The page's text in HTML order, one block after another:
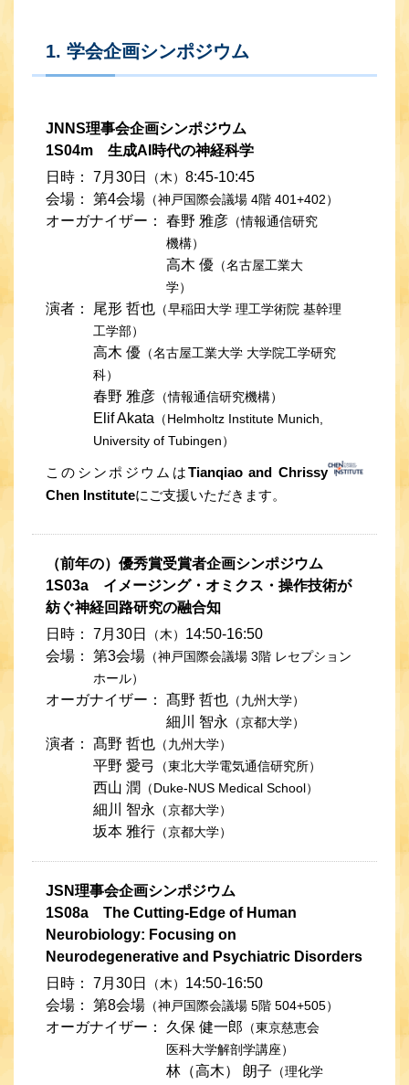
1. 学会企画シンポジウム
JNNS理事会企画シンポジウム
1S04m 生成AI時代の神経科学
日時：
7月30日 （木） 8:45-10:45
会場：
第4会場 （神戸国際会議場 4階 401+402）
オーガナイザー： 春野 雅彦 （情報通信研究
機構）
高木 優 （名古屋工業大
学）
演者： 尾形 哲也 （早稲田大学 理工学術院 基幹理
工学部）
高木 優 （名古屋工業大学 大学院工学研究
科）
春野 雅彦 （情報通信研究機構）
Elif Akata （Helmholtz Institute Munich,
University of Tubingen）
このシンポジウムはTianqiao and Chrissy
Chen Instituteにご支援いただきます。
（前年の）優秀賞受賞者企画シンポジウム
1S03a イメージング・オミクス・操作技術が
紡ぐ神経回路研究の融合知
日時：
7月30日 （木） 14:50-16:50
会場：
第3会場 （神戸国際会議場 3階 レセプション
ホール）
オーガナイザー： 髙野 哲也 （九州大学）
細川 智永 （京都大学）
演者： 髙野 哲也 （九州大学）
平野 愛弓 （東北大学電気通信研究所）
西山 潤 （Duke-NUS Medical School）
細川 智永 （京都大学）
坂本 雅行 （京都大学）
JSN理事会企画シンポジウム
1S08a The Cutting-Edge of Human
Neurobiology: Focusing on
Neurodegenerative and Psychiatric Disorders
日時：
7月30日 （木） 14:50-16:50
会場：
第8会場 （神戸国際会議場 5階 504+505）
オーガナイザー： 久保 健一郎 （東京慈恵会
医科大学解剖学講座）
林（高木） 朗子 （理化学